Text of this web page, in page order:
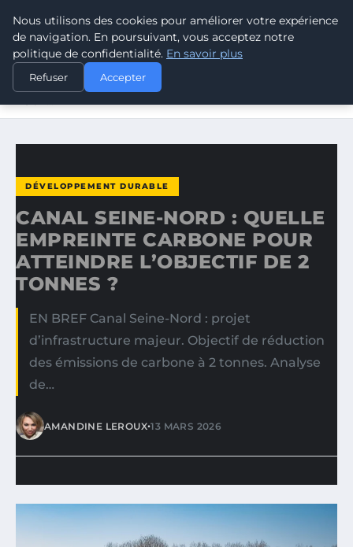
CLIMATE GUARDIAN
ACCUEIL
DÉVELOPPEMENT DURABLE
CANAL SEINE-NORD : QUELLE EMPREINTE CARBONE
DÉVELOPPEMENT DURABLE
CANAL SEINE-NORD : QUELLE
EMPREINTE CARBONE POUR
ATTEINDRE L’OBJECTIF DE 2
TONNES ?
EN BREF Canal Seine-Nord : projet
d’infrastructure majeur. Objectif de réduction
des émissions de carbone à 2 tonnes. Analyse
de…
AMANDINE LEROUX•13 MARS 2026
Nous utilisons des cookies pour améliorer votre expérience
de navigation. En poursuivant, vous acceptez notre
politique de confidentialité. En savoir plus
Refuser Accepter